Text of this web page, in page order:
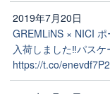
2019年7月20日
GREMLiNS × NICI
入荷しました‼️パス
https://t.co/